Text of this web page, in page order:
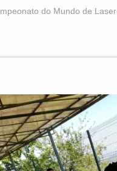
do Mundo de